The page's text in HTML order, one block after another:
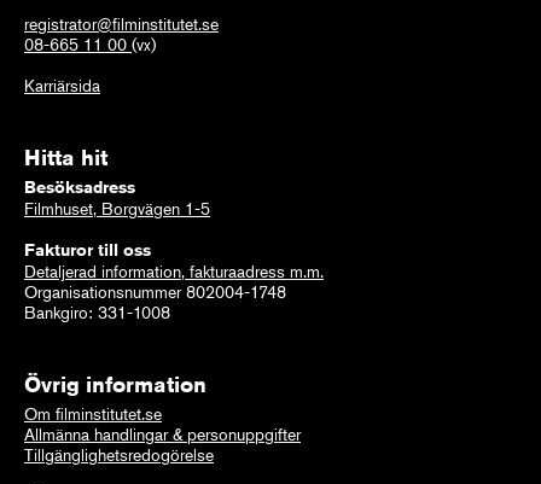
registrator@filminstitutet.se
08-665 11 00 (vx)
Karriärsida
Hitta hit
Besöksadress
Filmhuset, Borgvägen 1-5
Fakturor till oss
Detaljerad information, fakturaadress m.m.
Organisationsnummer 802004-1748
Bankgiro: 331-1008
Övrig information
Om filminstitutet.se
Allmänna handlingar & personuppgifter
Tillgänglighetsredogörelse